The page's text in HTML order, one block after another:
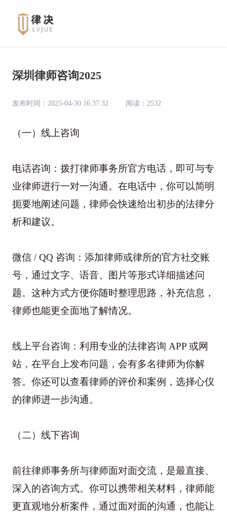
深圳律师咨询2025
发布时间：2025-04-30 16:37:32 阅读：2532
（一）线上咨询
电话咨询：拨打律师事务所官方电话，即可与专
业律师进行一对一沟通。在电话中，你可以简明
扼要地阐述问题，律师会快速给出初步的法律分
析和建议。
微信 / QQ 咨询：添加律师或律所的官方社交账
号，通过文字、语音、图片等形式详细描述问
题。这种方式方便你随时整理思路，补充信息，
律师也能更全面地了解情况。
线上平台咨询：利用专业的法律咨询 APP 或网
站，在平台上发布问题，会有多名律师为你解
答。你还可以查看律师的评价和案例，选择心仪
的律师进一步沟通。
（二）线下咨询
前往律师事务所与律师面对面交流，是最直接、
深入的咨询方式。你可以携带相关材料，律师能
更直观地分析案件，通过面对面的沟通，也能让